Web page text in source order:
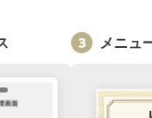
メニュ